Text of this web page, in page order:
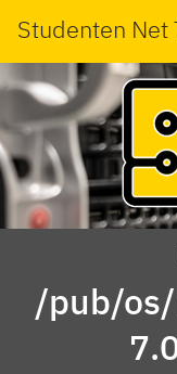
Studenten Net
/pub/os/